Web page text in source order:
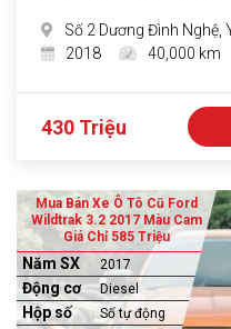
Số 2 Dương Đình Nghệ,
2018
40,000 km
430 Triệu
Mua Bán Xe Ô Tô Cũ Ford
Wildtrak 3.2 2017 Màu Cam
Giá Chỉ 585 Triệu
Năm SX 2017
Động cơ Diesel
Hộp số Số tự động